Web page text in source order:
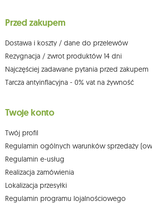
którego dokonano na podstawie zgody przed jej
możesz kontaktować się z działem obsługi klienta
Więcej informacji: www.mouton.pl/ODO
Przed zakupem
Dostawa i koszty / dane do przelewów
Rezygnacja / zwrot produktów 14 dni
Najczęściej zadawane pytania przed zakupem
Tarcza antyinflacyjna - 0% vat na żywność
Twoje konto
Twój profil
Regulamin ogólnych warunków sprzedaży
Regulamin e-usług
Realizacja zamówienia
Lokalizacja przesyłki
Regulamin programu lojalnościowego